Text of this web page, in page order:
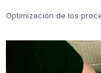
Optimización de los